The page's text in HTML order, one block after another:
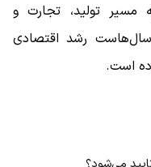
مسیر تولید، تجارت و
سال‌هاست رشد اقتصادی
است.